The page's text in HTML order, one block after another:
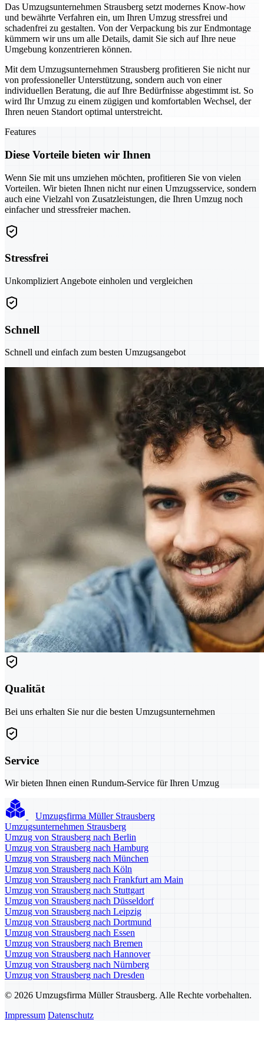
Das Umzugsunternehmen Strausberg setzt modernes Know-how
und bewährte Verfahren ein, um Ihren Umzug stressfrei und
schadenfrei zu gestalten. Von der Verpackung bis zur Endmontage
kümmern wir uns um alle Details, damit Sie sich auf Ihre neue
Umgebung konzentrieren können.
Mit dem Umzugsunternehmen Strausberg profitieren Sie nicht nur
von professioneller Unterstützung, sondern auch von einer
individuellen Beratung, die auf Ihre Bedürfnisse abgestimmt ist. So
wird Ihr Umzug zu einem zügigen und komfortablen Wechsel, der
Ihren neuen Standort optimal unterstreicht.
Features
Diese Vorteile bieten wir Ihnen
Wenn Sie mit uns umziehen möchten, profitieren Sie von vielen
Vorteilen. Wir bieten Ihnen nicht nur einen Umzugsservice, sondern
auch eine Vielzahl von Zusatzleistungen, die Ihren Umzug noch
einfacher und stressfreier machen.
Stressfrei
Unkompliziert Angebote einholen und vergleichen
Schnell
Schnell und einfach zum besten Umzugsangebot
Qualität
Bei uns erhalten Sie nur die besten Umzugsunternehmen
Service
Wir bieten Ihnen einen Rundum-Service für Ihren Umzug
Umzugsfirma Müller Strausberg
Umzugsunternehmen Strausberg
Umzug von Strausberg nach Berlin
Umzug von Strausberg nach Hamburg
Umzug von Strausberg nach München
Umzug von Strausberg nach Köln
Umzug von Strausberg nach Frankfurt am Main
Umzug von Strausberg nach Stuttgart
Umzug von Strausberg nach Düsseldorf
Umzug von Strausberg nach Leipzig
Umzug von Strausberg nach Dortmund
Umzug von Strausberg nach Essen
Umzug von Strausberg nach Bremen
Umzug von Strausberg nach Hannover
Umzug von Strausberg nach Nürnberg
Umzug von Strausberg nach Dresden
© 2026 Umzugsfirma Müller Strausberg. Alle Rechte vorbehalten.
Impressum Datenschutz